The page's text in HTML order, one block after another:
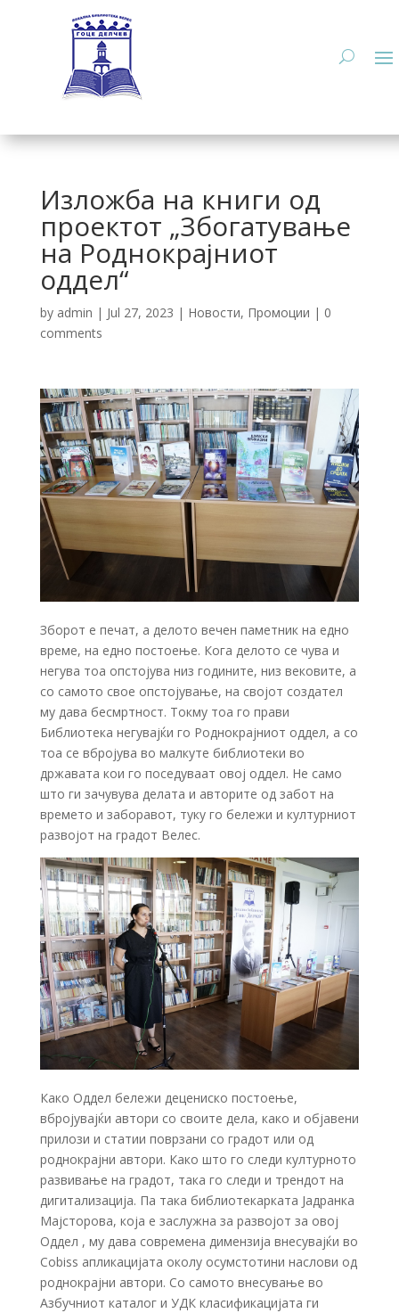
Изложба на книги од
проектот „Збогатување
на Роднокрајниот
оддел“
by admin | Jul 27, 2023 | Новости, Промоции | 0
comments
Зборот е печат, а делото вечен паметник на едно
време, на едно постоење. Кога делото се чува и
негува тоа опстојува низ годините, низ вековите, а
со самото свое опстојување, на својот создател
му дава бесмртност. Токму тоа го прави
Библиотека негувајќи го Роднокрајниот оддел, а со
тоа се вбројува во малкуте библиотеки во
државата кои го поседуваат овој оддел. Не само
што ги зачувува делата и авторите од забот на
времето и заборавот, туку го бележи и културниот
развојот на градот Велес.
Како Оддел бележи децениско постоење,
вбројувајќи автори со своите дела, како и објавени
прилози и статии поврзани со градот или од
роднокрајни автори. Како што го следи културното
развивање на градот, така го следи и трендот на
дигитализација. Па така библиотекарката Јадранка
Мајсторова, која е заслужна за развојот за овој
Оддел , му дава современа димензија внесувајќи во
Cobiss апликацијата околу осумстотини наслови од
роднокрајни автори. Со самото внесување во
Aзбучниот каталог и УДК класификацијата ги